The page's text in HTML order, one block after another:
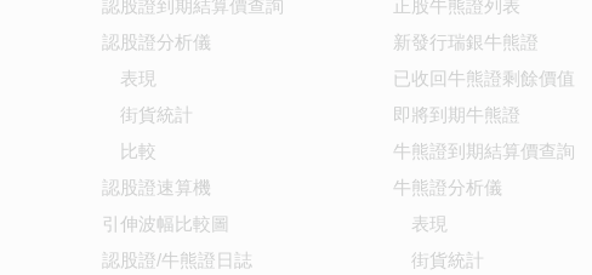
認股證到期結算價查詢
認股證分析儀
表現
街貨統計
比較
認股證速算機
引伸波幅比較圖
認股證/牛熊證日誌
正股牛熊證列表
新發行瑞銀牛熊證
已收回牛熊證剩餘價值
即將到期牛熊證
牛熊證到期結算價查詢
牛熊證分析儀
表現
街貨統計